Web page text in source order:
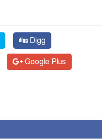
Digg
Google Plus